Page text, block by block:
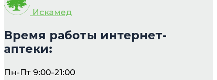
Искамед
Время работы интернет-
аптеки:
Пн-Пт 9:00-21:00